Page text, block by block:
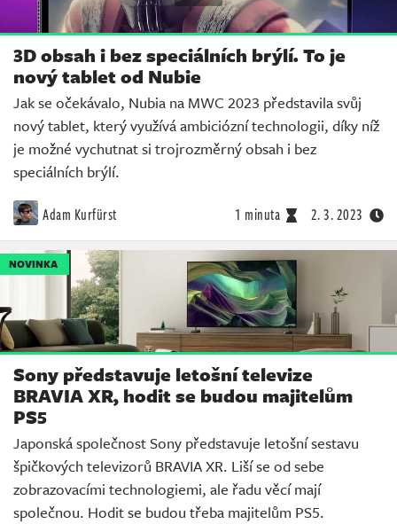
3D obsah i bez speciálních brýlí. To je
nový tablet od Nubie
Jak se očekávalo, Nubia na MWC 2023 představila svůj
nový tablet, který využívá ambiciózní technologii, díky níž
je možné vychutnat si trojrozměrný obsah i bez
speciálních brýlí.
Adam Kurfürst 1 minuta 2. 3. 2023
NOVINKA
Sony představuje letošní televize
BRAVIA XR, hodit se budou majitelům
PS5
Japonská společnost Sony představuje letošní sestavu
špičkových televizorů BRAVIA XR. Liší se od sebe
zobrazovacími technologiemi, ale řadu věcí mají
společnou. Hodit se budou třeba majitelům PS5.